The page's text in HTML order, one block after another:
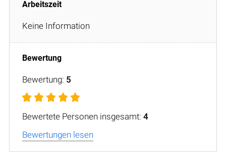
Keine Information
Bewertung: 5
Bewertete Personen insgesamt: 4
Bewertungen lesen